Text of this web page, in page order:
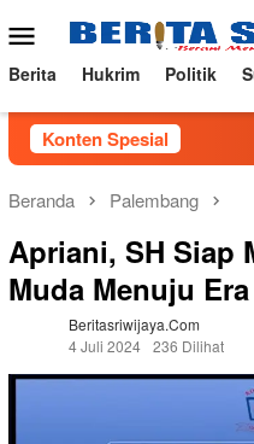
ke
konten
Menu
Mobile
Berita Hukrim Politik
Konten Spesial
Beranda Palembang
Apriani, SH Siap
Muda Menuju
Beritasriwijaya.com
4 Juli 2024 236 Dilihat